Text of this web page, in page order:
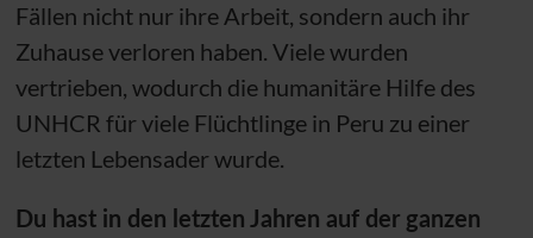
Fällen nicht nur ihre Arbeit, sondern auch ihr
Zuhause verloren haben. Viele wurden
vertrieben, wodurch die humanitäre Hilfe des
UNHCR für viele Flüchtlinge in Peru zu einer
letzten Lebensader wurde.
Du hast in den letzten Jahren auf der ganzen